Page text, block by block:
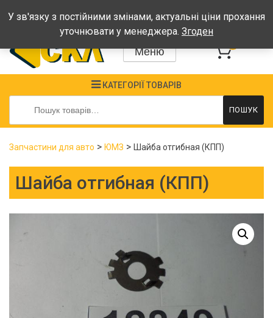
Графік: Пн-Пт: 08:00-17:00, Сб-Нд - вихідні
Меню
КАТЕГОРІЇ ТОВАРІВ
Шукати:
ПОШУК
Запчастини для авто > ЮМЗ > Шайба отгибная (КПП)
Шайба отгибная (КПП)
У зв'язку з постійними змінами, актуальні ціни прохання
уточнювати у менеджера. Згоден